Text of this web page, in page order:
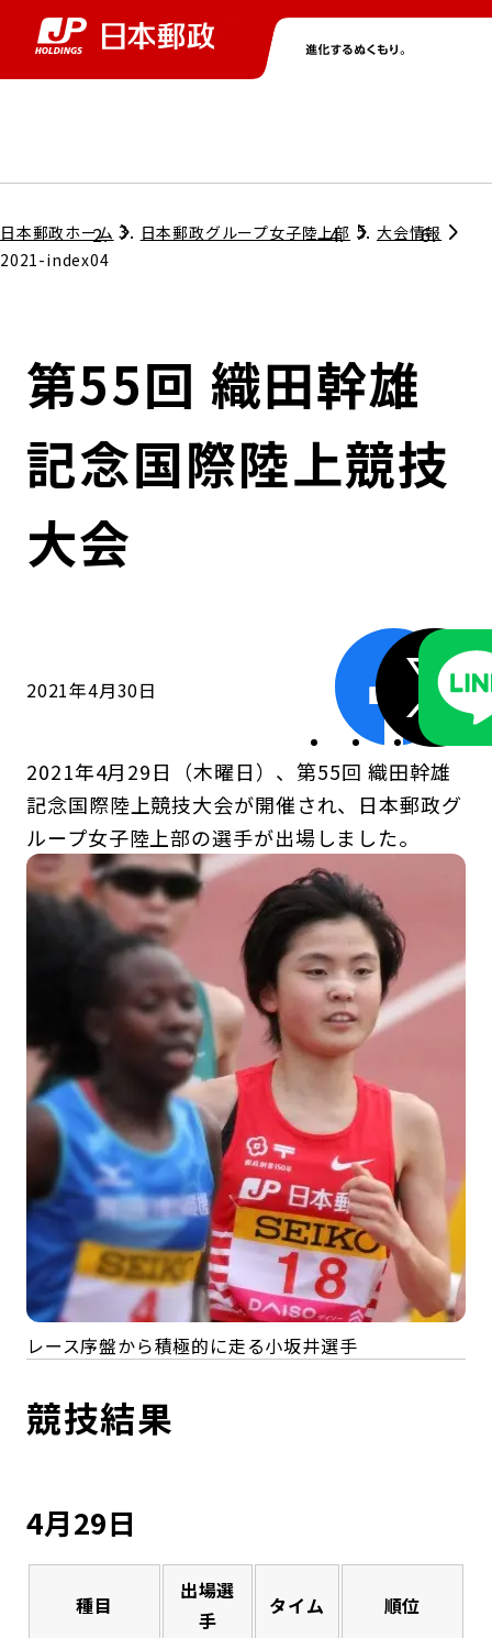
グループ情報トップ
コンプライアンス
ガバナンス
株主・投資家情報トップ
個人投資家のみなさまへ
株式情報
ニューストップ
サステナビリティトップ
担当役員メッセージ
サステナビリティマネジメント
ESGデータ集
採用情報トップ
日本郵政ホーム 日本郵政グループ女子陸上部
大会情報
2021-index04
第55回 織田幹雄
記念国際陸上競技
大会
2021年4月30日
2021年4月29日（木曜日）、第55回 織田幹雄
記念国際陸上競技大会が開催され、日本郵政グ
ループ女子陸上部の選手が出場しました。
レース序盤から積極的に走る小坂井選手
競技結果
4月29日
種目
出場選
手
タイム 順位